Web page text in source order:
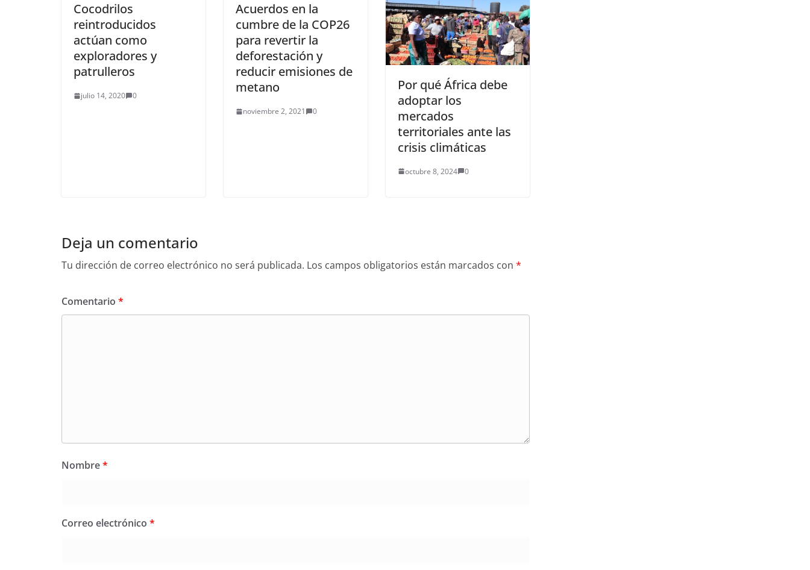
Cocodrilos
reintroducidos
actúan como
exploradores y
patrulleros
julio 14, 2020 0
Acuerdos en la
cumbre de la COP26
para revertir la
deforestación y
reducir emisiones de
metano
noviembre 2, 2021 0
Por qué África debe
adoptar los
mercados
territoriales ante las
crisis climáticas
octubre 8, 2024 0
Deja un comentario
Tu dirección de correo electrónico no será publicada. Los campos obligatorios están marcados con *
Comentario *
Nombre*
Correo electrónico *